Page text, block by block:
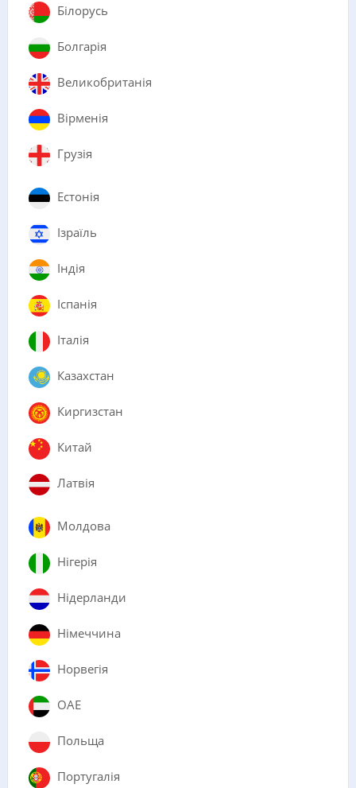
Білорусь
Болгарія
Великобританія
Вірменія
Грузія
Естонія
Ізраїль
Індія
Іспанія
Італія
Казахстан
Киргизстан
Китай
Латвія
Молдова
Нігерія
Нідерланди
Німеччина
Норвегія
ОАЕ
Польща
Португалія